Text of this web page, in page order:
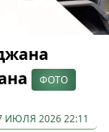
ФОТО
ИЮЛЯ 2026 22:11